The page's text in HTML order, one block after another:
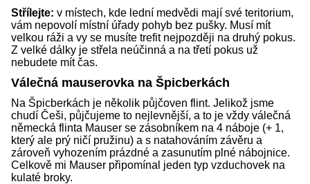
Střílejte: v místech, kde lední medvědi mají své teritorium,
vám nepovolí místní úřady pohyb bez pušky. Musí mít
velkou ráži a vy se musíte trefit nejpozději na druhý pokus.
Z velké dálky je střela neúčinná a na třetí pokus už
nebudete mít čas.
Válečná mauserovka na Špicberkách
Na Špicberkách je několik půjčoven flint. Jelikož jsme
chudí Češi, půjčujeme to nejlevnější, a to je vždy válečná
německá flinta Mauser se zásobníkem na 4 náboje (+ 1,
který ale prý ničí pružinu) a s natahováním závěru a
zároveň vyhozením prázdné a zasunutím plné nábojnice.
Celkově mi Mauser připomínal jeden typ vzduchovek na
kulaté broky.